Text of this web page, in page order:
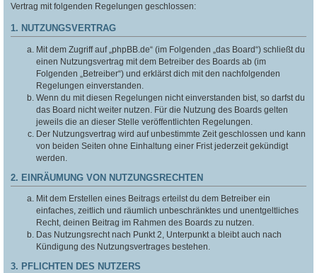
Vertrag mit folgenden Regelungen geschlossen:
1. NUTZUNGSVERTRAG
Mit dem Zugriff auf „phpBB.de“ (im Folgenden „das Board“) schließt du
einen Nutzungsvertrag mit dem Betreiber des Boards ab (im
Folgenden „Betreiber“) und erklärst dich mit den nachfolgenden
Regelungen einverstanden.
Wenn du mit diesen Regelungen nicht einverstanden bist, so darfst du
das Board nicht weiter nutzen. Für die Nutzung des Boards gelten
jeweils die an dieser Stelle veröffentlichten Regelungen.
Der Nutzungsvertrag wird auf unbestimmte Zeit geschlossen und kann
von beiden Seiten ohne Einhaltung einer Frist jederzeit gekündigt
werden.
2. EINRÄUMUNG VON NUTZUNGSRECHTEN
Mit dem Erstellen eines Beitrags erteilst du dem Betreiber ein
einfaches, zeitlich und räumlich unbeschränktes und unentgeltliches
Recht, deinen Beitrag im Rahmen des Boards zu nutzen.
Das Nutzungsrecht nach Punkt 2, Unterpunkt a bleibt auch nach
Kündigung des Nutzungsvertrages bestehen.
3. PFLICHTEN DES NUTZERS